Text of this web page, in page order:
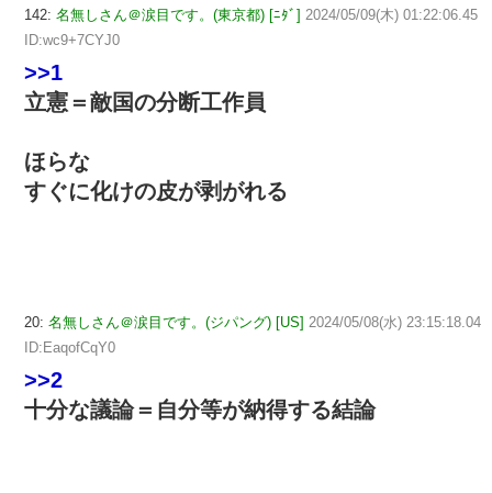
142: 名無しさん＠涙目です。(東京都) [ﾆﾀﾞ] 2024/05/09(木) 01:22:06.45
ID:wc9+7CYJ0
>>1
立憲＝敵国の分断工作員
ほらな
すぐに化けの皮が剥がれる
20: 名無しさん＠涙目です。(ジパング) [US] 2024/05/08(水) 23:15:18.04
ID:EaqofCqY0
>>2
十分な議論＝自分等が納得する結論